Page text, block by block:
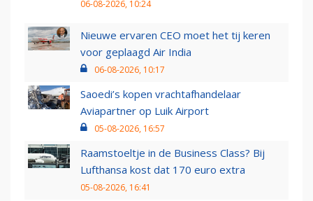
06-08-2026, 10:24
Nieuwe ervaren CEO moet het tij keren
voor geplaagd Air India
06-08-2026, 10:17
Saoedi’s kopen vrachtafhandelaar
Aviapartner op Luik Airport
05-08-2026, 16:57
Raamstoeltje in de Business Class? Bij
Lufthansa kost dat 170 euro extra
05-08-2026, 16:41